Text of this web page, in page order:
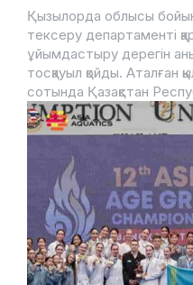
Қызылорда облысы
тексеру департаменті
ұйымдастыру дерегін
тосқауыл қойды. Аталған қылмыстық іс Қызылорда қалалық
сотында Қазақстан